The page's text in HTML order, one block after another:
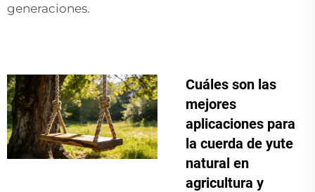
generaciones.
Cuáles son las
mejores
aplicaciones para
la cuerda de yute
natural en
agricultura y